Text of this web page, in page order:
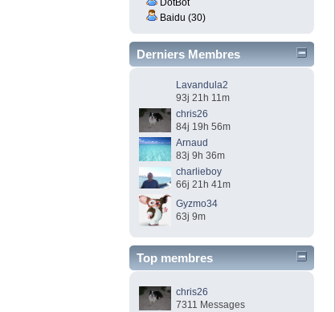
DotBot
Baidu (30)
Derniers Membres
Lavandula2
93j 21h 11m
chris26
84j 19h 56m
Arnaud
83j 9h 36m
charlieboy
66j 21h 41m
Gyzmo34
63j 9m
Top membres
chris26
7311 Messages